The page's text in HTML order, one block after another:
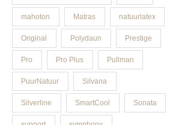
mahoton Matras natuurlatex
Original Polydaun Prestige
Pro Pro Plus Pullman
PuurNatuur Silvana
Silverline SmartCool Sonata